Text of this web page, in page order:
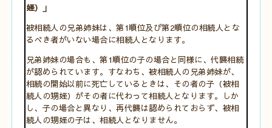
姪）」
被相続人の兄弟姉妹は、第1順位及び第2順位の相続人とな
るべき者がいない場合に相続人となります。
兄弟姉妹の場合も、第1順位の子の場合と同様に、代襲相続
が認められています。すなわち、被相続人の兄弟姉妹が、
相続の開始以前に死亡しているときは、その者の子（被相
続人の甥姪）がその者に代わって相続人となります。しか
し、子の場合と異なり、再代襲は認められておらず、被相
続人の甥姪の子は、相続人となりません。